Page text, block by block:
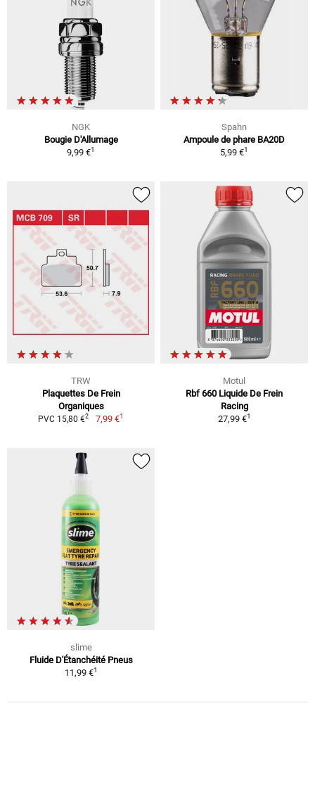
NGK
Bougie D'Allumage
9,99 €1
Spahn
Ampoule de phare BA20D
5,99 €1
TRW
Plaquettes De Frein
Organiques
PVC 15,80 €2 7,99 €1
Motul
Rbf 660 Liquide De Frein
Racing
27,99 €1
slime
Fluide D'Étanchéité Pneus
11,99 €1